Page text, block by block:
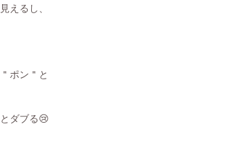
えるし、
ポン＂と
ダブる😢